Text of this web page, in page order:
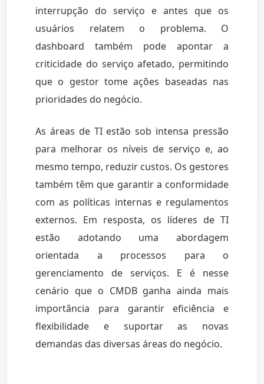
interrupção do serviço e antes que os
usuários relatem o problema. O
dashboard também pode apontar a
criticidade do serviço afetado, permitindo
que o gestor tome ações baseadas nas
prioridades do negócio.
As áreas de TI estão sob intensa pressão
para melhorar os níveis de serviço e, ao
mesmo tempo, reduzir custos. Os gestores
também têm que garantir a conformidade
com as políticas internas e regulamentos
externos. Em resposta, os líderes de TI
estão adotando uma abordagem
orientada a processos para o
gerenciamento de serviços. E é nesse
cenário que o CMDB ganha ainda mais
importância para garantir eficiência e
flexibilidade e suportar as novas
demandas das diversas áreas do negócio.